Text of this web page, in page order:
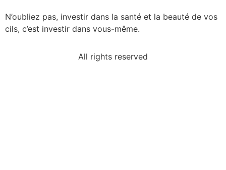
N’oubliez pas, investir dans la santé et la beauté de vos
cils, c’est investir dans vous-même.
All rights reserved